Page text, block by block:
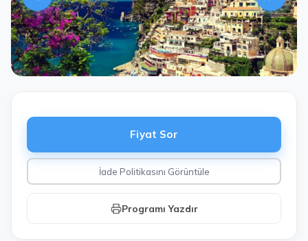
Fiyat Sor
İade Politikasını Görüntüle
Programı Yazdır